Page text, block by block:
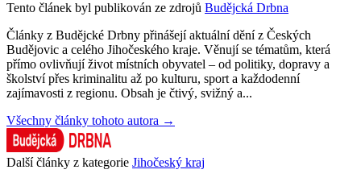
Tento článek byl publikován ze zdrojů Budějcká Drbna
Články z Budějcké Drbny přinášejí aktuální dění z Českých
Budějovic a celého Jihočeského kraje. Věnují se tématům, která
přímo ovlivňují život místních obyvatel – od politiky, dopravy a
školství přes kriminalitu až po kulturu, sport a každodenní
zajímavosti z regionu. Obsah je čtivý, svižný a...
Všechny články tohoto autora →
Další články z kategorie Jihočeský kraj